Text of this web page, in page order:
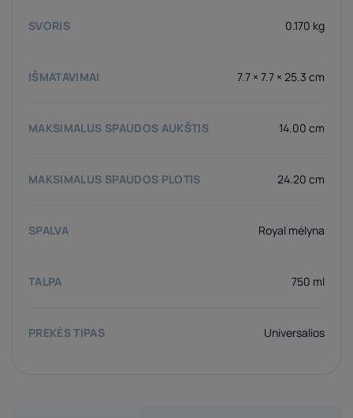
SVORIS 0.170 kg
IŠMATAVIMAI 7.7 × 7.7 × 25.3 cm
MAKSIMALUS SPAUDOS AUKŠTIS 14.00 cm
MAKSIMALUS SPAUDOS PLOTIS 24.20 cm
SPALVA Royal mėlyna
TALPA 750 ml
PREKĖS TIPAS Universalios